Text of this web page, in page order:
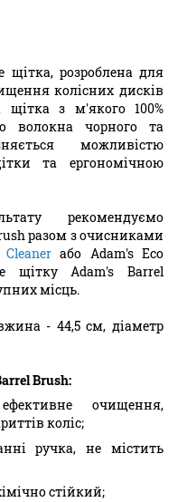
щітка, розроблена для
колісних дисків
щітка з м'якого 100%
волокна чорного та
можливістю
та ергономічною
рекомендуємо
разом з очисниками
або Adam's Eco
щітку Adam's Barrel
місць.
- 44,5 см, діаметр
Brush:
очищення,
коліс;
ручка, не містить
стійкий;